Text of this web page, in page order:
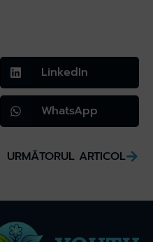
LinkedIn
WhatsApp
URMĂTORUL ARTICOL